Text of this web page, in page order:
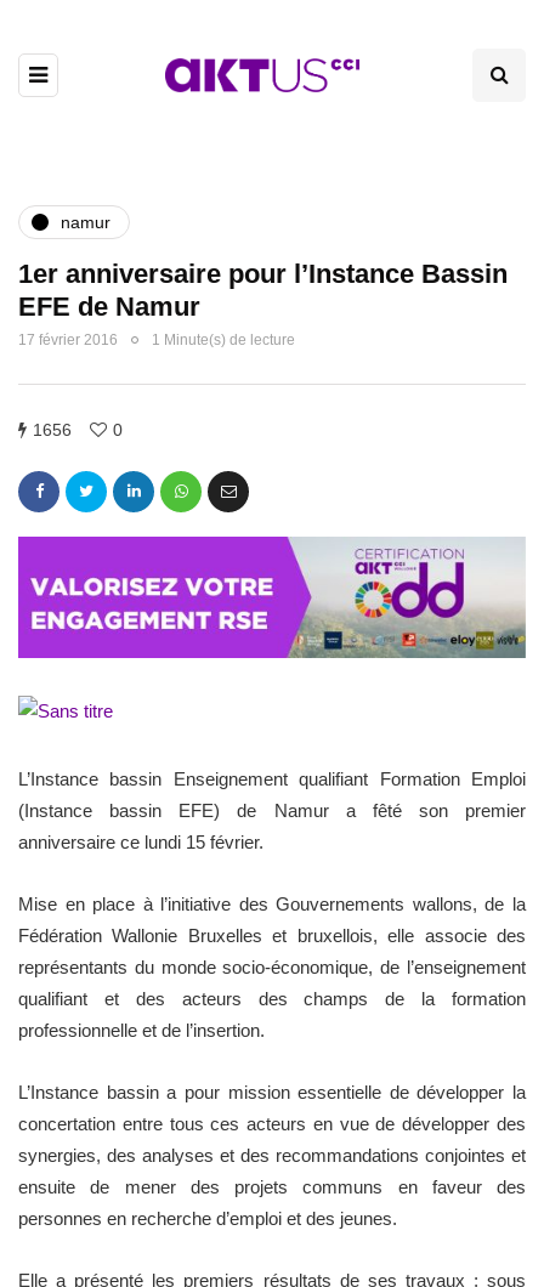
namur
1er anniversaire pour l’Instance Bassin
EFE de Namur
17 février 2016 1 Minute(s) de lecture
1656 0
L’Instance bassin Enseignement qualifiant Formation Emploi
(Instance bassin EFE) de Namur a fêté son premier
anniversaire ce lundi 15 février.
Mise en place à l’initiative des Gouvernements wallons, de la
Fédération Wallonie Bruxelles et bruxellois, elle associe des
représentants du monde socio-économique, de l’enseignement
qualifiant et des acteurs des champs de la formation
professionnelle et de l’insertion.
L’Instance bassin a pour mission essentielle de développer la
concertation entre tous ces acteurs en vue de développer des
synergies, des analyses et des recommandations conjointes et
ensuite de mener des projets communs en faveur des
personnes en recherche d’emploi et des jeunes.
Elle a présenté les premiers résultats de ses travaux ; sous